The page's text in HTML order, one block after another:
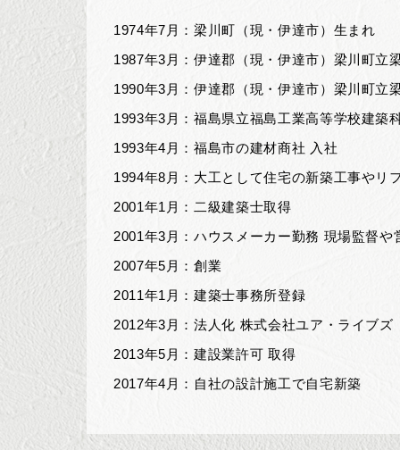
1974年7月：梁川町（現・伊達市）生まれ
1987年3月：伊達郡（現・伊達市）梁川町立
1990年3月：伊達郡（現・伊達市）梁川町立
1993年3月：福島県立福島工業高等学校建築
1993年4月：福島市の建材商社 入社
1994年8月：大工として住宅の新築工事やリ
2001年1月：二級建築士取得
2001年3月：ハウスメーカー勤務 現場監督や
2007年5月：創業
2011年1月：建築士事務所登録
2012年3月：法人化 株式会社ユア・ライブズ
2013年5月：建設業許可 取得
2017年4月：自社の設計施工で自宅新築